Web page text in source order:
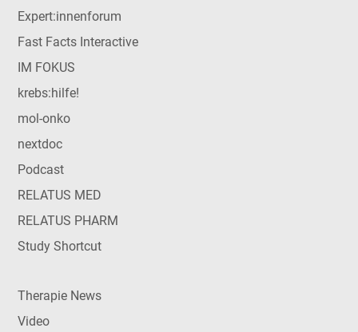
Expert:innenforum
Fast Facts Interactive
IM FOKUS
krebs:hilfe!
mol-onko
nextdoc
Podcast
RELATUS MED
RELATUS PHARM
Study Shortcut
Therapie News
Video